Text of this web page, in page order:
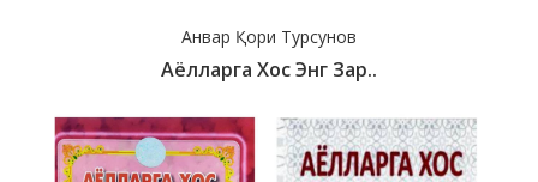
Анвар Қори Турсунов
Аёлларга Хос Энг Зар..